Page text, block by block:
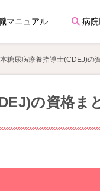
マニュアル 病
糖尿病療養指導士(CDEJ)の
の資格ま